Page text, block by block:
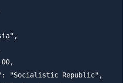
"Socialistic Republic",